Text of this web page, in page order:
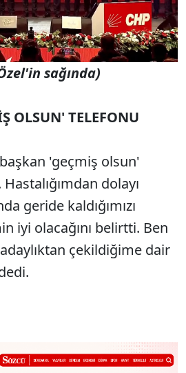
sağında)
OLSUN' TELEFONU
'geçmiş olsun'
dolayı
geride kaldığımızı
iyi olacağını belirtti. Ben
çekildiğime dair